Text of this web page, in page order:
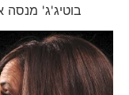
בוטיג'ג' מנסה